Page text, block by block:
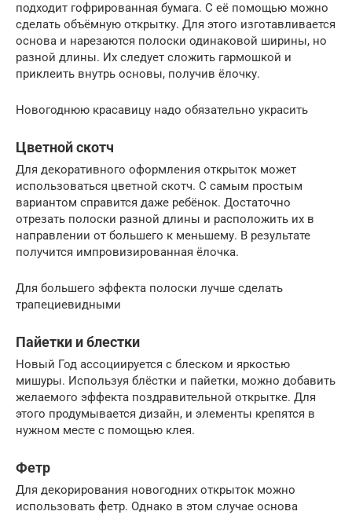
подходит гофрированная бумага. С её помощью можно
сделать объёмную открытку. Для этого изготавливается
основа и нарезаются полоски одинаковой ширины, но
разной длины. Их следует сложить гармошкой и
приклеить внутрь основы, получив ёлочку.
Новогоднюю красавицу надо обязательно украсить
Цветной скотч
Для декоративного оформления открыток может
использоваться цветной скотч. С самым простым
вариантом справится даже ребёнок. Достаточно
отрезать полоски разной длины и расположить их в
направлении от большего к меньшему. В результате
получится импровизированная ёлочка.
Для большего эффекта полоски лучше сделать
трапециевидными
Пайетки и блестки
Новый Год ассоциируется с блеском и яркостью
мишуры. Используя блёстки и пайетки, можно добавить
желаемого эффекта поздравительной открытке. Для
этого продумывается дизайн, и элементы крепятся в
нужном месте с помощью клея.
Фетр
Для декорирования новогодних открыток можно
использовать фетр. Однако в этом случае основа